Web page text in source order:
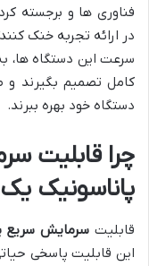
فناوری ها و برجسته
در ارائه تجربه خنک
سرعت این دستگاه ها،
کامل تصمیم بگیرند و
دستگاه خود بهره ببرند.
چرا قابلیت
پاناسونیک
قابلیت سرمایش سریع
این قابلیت پاسخی